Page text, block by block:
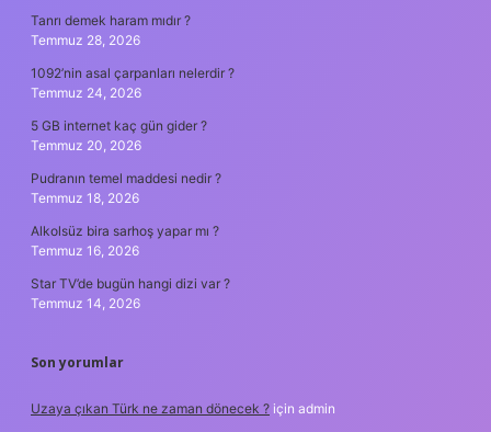
Tanrı demek haram mıdır ?
Temmuz 28, 2026
1092’nin asal çarpanları nelerdir ?
Temmuz 24, 2026
5 GB internet kaç gün gider ?
Temmuz 20, 2026
Pudranın temel maddesi nedir ?
Temmuz 18, 2026
Alkolsüz bira sarhoş yapar mı ?
Temmuz 16, 2026
Star TV’de bugün hangi dizi var ?
Temmuz 14, 2026
Son yorumlar
Uzaya çıkan Türk ne zaman dönecek ? için admin